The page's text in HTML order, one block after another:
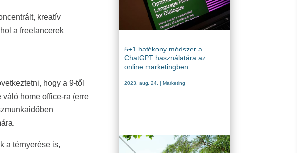
kreatív
a freelancerek
hogy a 9-től
home office-ra (erre
a térnyerése is,
5+1 hatékony módszer a
ChatGPT használatára az
online marketingben
2023. aug. 24. |Marketing